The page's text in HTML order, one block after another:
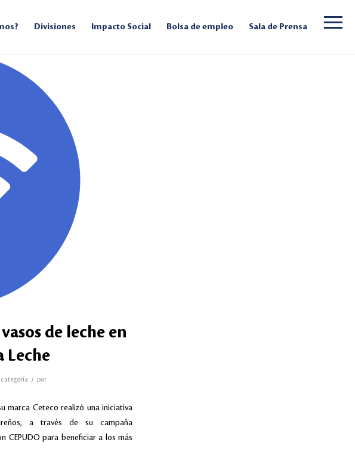
Divisiones Impacto Social Bolsa de empleo Sala de Prensa
de leche en
Leche
categoría / por
marca Ceteco realizó una iniciativa
a través de su campaña
CEPUDO para beneficiar a los más